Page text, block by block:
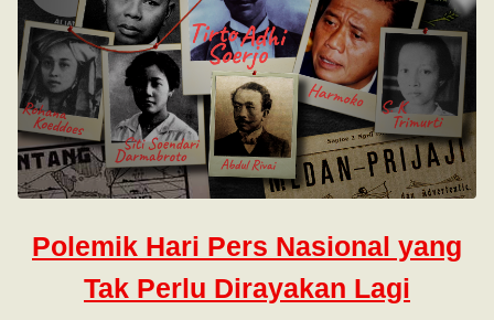
Polemik Hari Pers Nasional yang
Tak Perlu Dirayakan Lagi